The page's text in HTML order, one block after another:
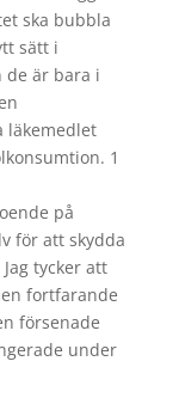
ska bubbla
sätt i
de är bara i
läkemedlet
1
på
för att skydda
tycker att
fortfarande
försenade
under